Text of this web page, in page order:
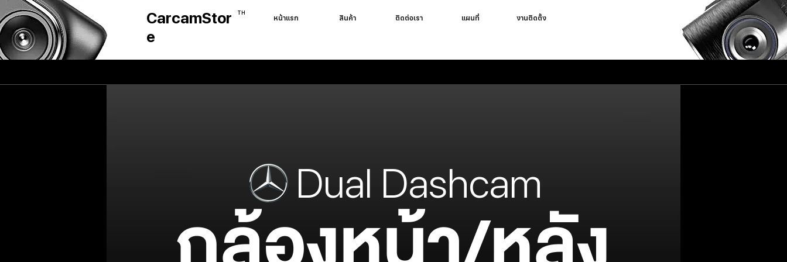
CarcamStor
e
TH
หน้าแรก สินค้า ติดต่อเรา แผนที่ งานติดตั้ง
Dual Dashcam